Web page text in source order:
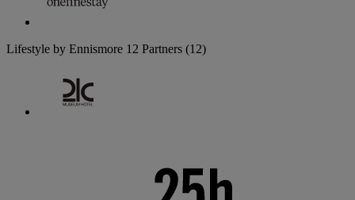
Lifestyle by Ennismore 12 Partners (12)